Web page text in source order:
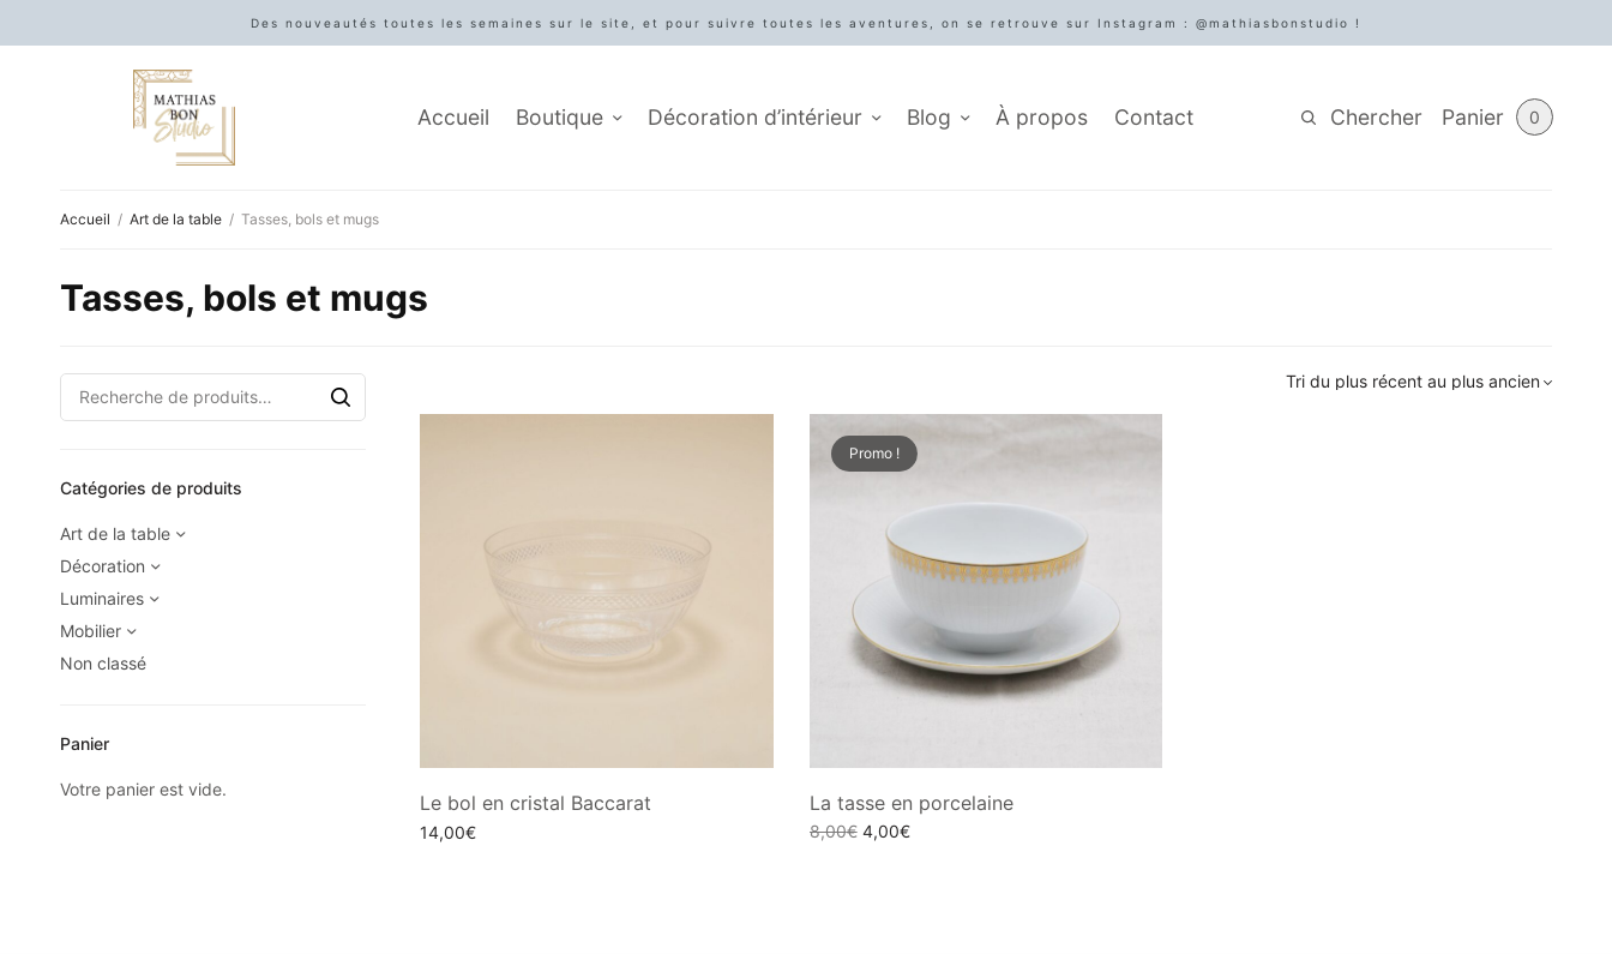
Des nouveautés toutes les semaines sur le site, et pour suivre toutes les aventures, on se retrouve sur Instagram : @mathiasbonstudio !
Accueil Boutique Décoration d’intérieur Blog À propos Contact Chercher Panier 0
Accueil / Art de la table / Tasses, bols et mugs
Tasses, bols et mugs
Catégories de produits
Art de la table
Décoration
Luminaires
Mobilier
Non classé
Panier
Votre panier est vide.
Le bol en cristal Baccarat
14,00€
Promo !
La tasse en porcelaine
8,00€ Le
4,00€Le